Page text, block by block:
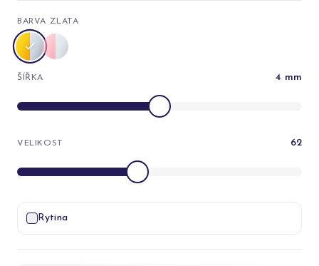
BARVA ZLATA
ŠÍŘKA 4 mm
VELIKOST 62
Rytina